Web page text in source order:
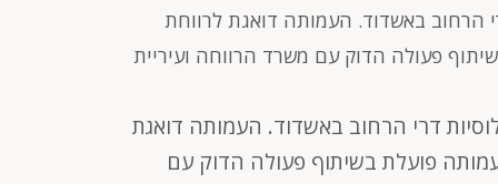
להעניק טיפול לאוכלוסיות דרי הרחוב באשדוד. העמותה דואגת לרווחת
פעולה הדוק עם משרד הרווחה ועיריית
במטרה להעניק טיפול לאוכלוסיות דרי הרחוב באשדוד. העמותה דואגת
פועלת בשיתוף פעולה הדוק עם